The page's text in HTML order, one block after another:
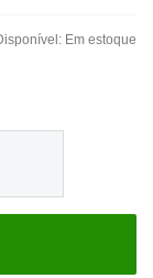
Em estoque